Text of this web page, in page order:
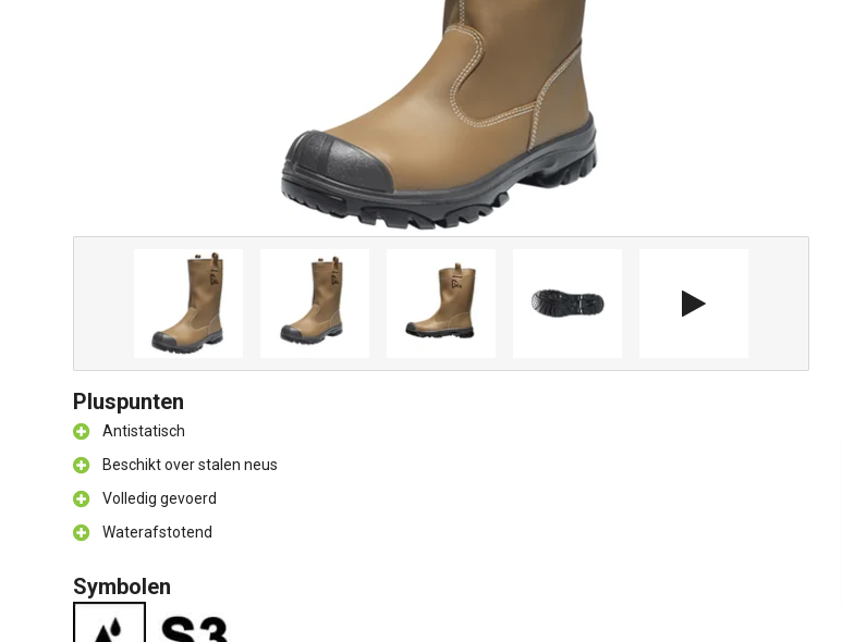
Pluspunten
Antistatisch
Beschikt over stalen neus
Volledig gevoerd
Waterafstotend
Symbolen